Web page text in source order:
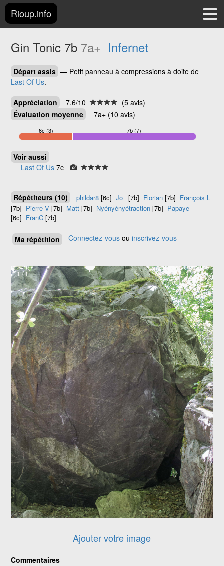
Rioup.info
Gin Tonic 7b 7a+ Infernet
Départ assis — Petit panneau à compressions à doite de
Last Of Us.
Appréciation 7.6/10
(5 avis)
Évaluation moyenne
7a+ (10 avis)
6c (3) 7b (7)
Voir aussi
Last Of Us 7c
Répétiteurs (10) phildar8 [6c]Jo_ [7b] Florian [7b] François L
[7b] Pierre V [7b] Matt [7b] Nyényényétraction [7b] Papaye
[6c] FranC [7b]
Ma répétition Connectez-vous ouinscrivez-vous
1 / 1
Ajouter votre image
Commentaires